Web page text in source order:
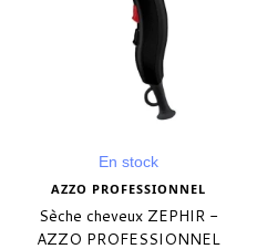
En stock
AZZO PROFESSIONNEL
Sèche cheveux ZEPHIR -
AZZO PROFESSIONNEL